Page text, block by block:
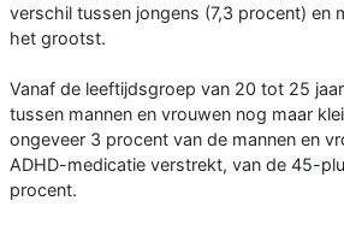
verschil tussen jongens (7,3 procent) en
het grootst.
Vanaf de leeftijdsgroep van 20 tot 25
tussen mannen en vrouwen nog maar
ongeveer 3 procent van de mannen en
ADHD-medicatie verstrekt, van de 45-
procent.